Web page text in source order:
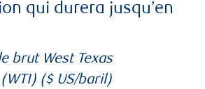
qui durera jusqu’en
brut West Texas
($ US/baril)